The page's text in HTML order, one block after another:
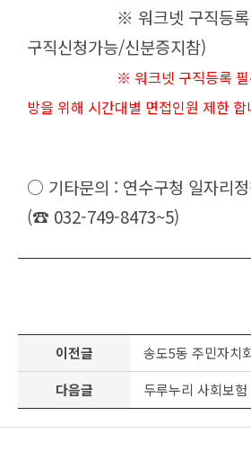
※ 워크넷 구직등록 필
구직신청가능/신분증지참)
※ 워크넷 구직등록
방을 위해 시간대별 면접인원 제한 합
○ 기타문의 : 연수구청 일자리
(☎ 032-749-8473~5)
이전글
송도5동 주민자치회
다음글
두루누리 사회보험